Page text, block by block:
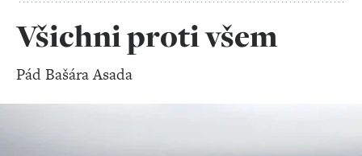
Všichni proti všem
Pád Bašára Asada